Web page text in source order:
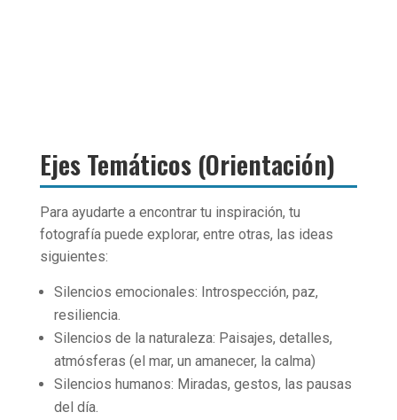
Ejes Temáticos (Orientación)
Para ayudarte a encontrar tu inspiración, tu
fotografía puede explorar, entre otras, las ideas
siguientes:
Silencios emocionales: Introspección, paz,
resiliencia.
Silencios de la naturaleza: Paisajes, detalles,
atmósferas (el mar, un amanecer, la calma)
Silencios humanos: Miradas, gestos, las pausas
del día.